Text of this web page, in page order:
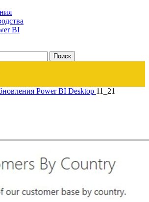
BI
Power BI Desktop 11_21